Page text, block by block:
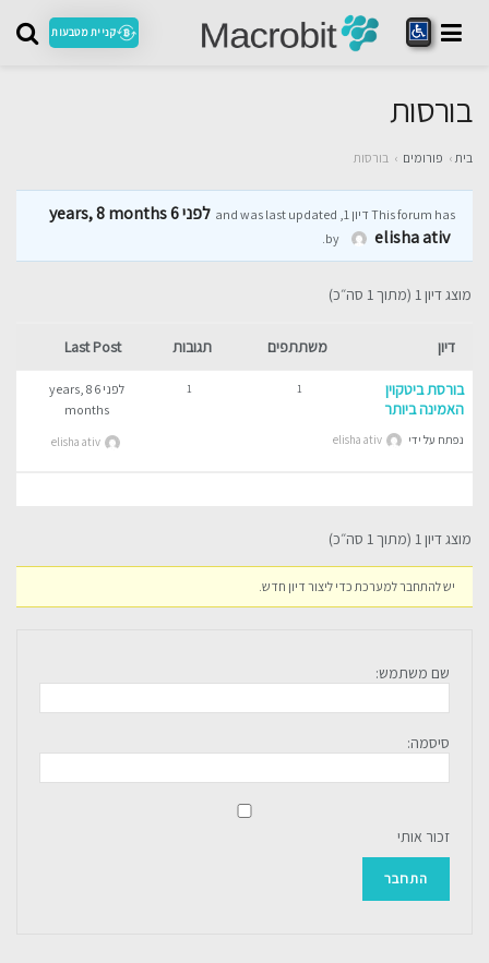
קניית מטבעות
בורסות
בית › פורומים › בורסות
This forum has דיון 1, and was last updated לפני 6 years, 8 months
by elisha ativ
מוצג דיון 1 (מתוך 1 סה״כ)
דיון משתתפים תגובות Last Post
בורסת ביטקוין
האמינה ביותר
נפתח על ידי elisha ativ
1
1
לפני 6 years, 8
months
elisha ativ
מוצג דיון 1 (מתוך 1 סה״כ)
יש להתחבר למערכת כדי ליצור דיון חדש.
שם משתמש:
סיסמה:
זכור אותי
התחבר